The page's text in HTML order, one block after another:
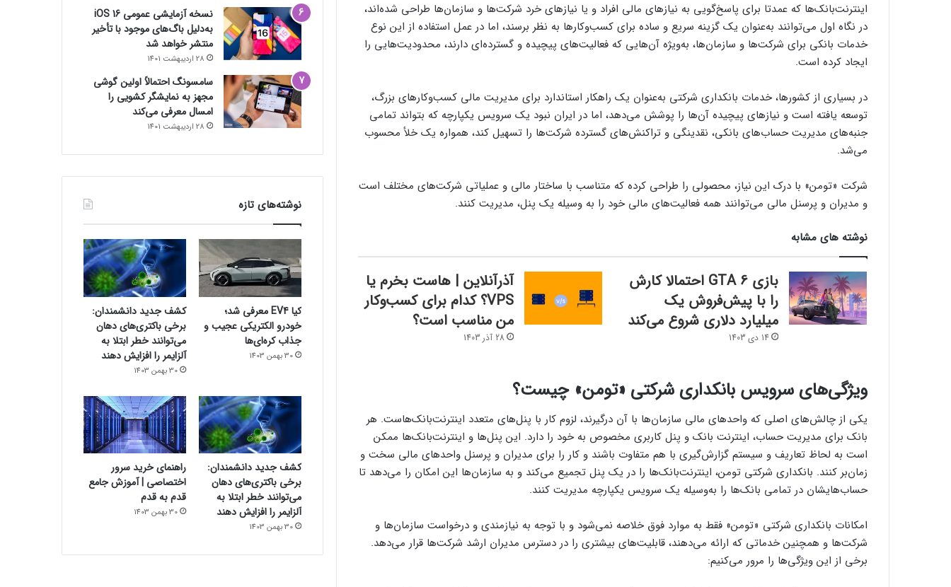
اینترنت‌بانک‌ها که عمدتا برای پاسخ‌گویی به نیازهای مالی افراد و یا نیازهای خرد شرکت‌ها و سازمان‌ها طراحی شده‌اند،
در نگاه اول می‌توانند به‌عنوان یک گزینه سریع و ساده برای کسب‌وکارها به نظر برسند، اما در عمل استفاده از این نوع
خدمات بانکی برای شرکت‌ها و سازمان‌ها، به‌ویژه آن‌هایی که فعالیت‌های پیچیده و گسترده‌ای دارند، محدودیت‌هایی را
ایجاد کرده است.
در بسیاری از کشورها، خدمات بانکداری شرکتی به‌عنوان یک راهکار استاندارد برای مدیریت مالی کسب‌وکارهای بزرگ،
توسعه یافته‌‌ است و نیازهای پیچیده آن‌ها را پوشش می‌دهد، اما در ایران نبود یک سرویس یکپارچه که بتواند تمامی
جنبه‌های مدیریت حساب‌های بانکی، نقدینگی و تراکنش‌های گسترده شرکت‌ها را تسهیل کند، همواره یک خلأ محسوب
می‌شد.
شرکت «تومن» با درک این نیاز، محصولی را طراحی کرده که متناسب با ساختار مالی و عملیاتی شرکت‌های مختلف است
و مدیران و پرسنل مالی می‌توانند همه فعالیت‌های مالی‌ خود را به وسیله یک پنل، مدیریت کنند.
نوشته های مشابه
بازی GTA 6 احتمالا کارش
را با پیش‌فروش یک
میلیارد دلاری شروع می‌کند
14 دی 1403
آذرآنلاین | هاست بخرم یا
VPS؟ کدام برای کسب‌وکار
من مناسب است؟
28 آذر 1403
ویژگی‌های سرویس بانکداری شرکتی «تومن» چیست؟
یکی از چالش‌های اصلی که واحدهای مالی سازمان‌ها با آن درگیرند، لزوم کار با پنل‌های متعدد اینترنت‌بانک‌هاست. هر
بانک برای مدیریت حساب، اینترنت بانک و پنل کاربری مخصوص به خود را دارد. این پنل‌ها و اینترنت‌بانک‌ها ممکن
است به لحاظ تعاریف و سیستم گزارش‌گیری با هم متفاوت باشند و کار را برای مدیران و پرسنل واحدهای مالی سخت و
زمان‌بر کنند. بانکداری شرکتی تومن، اینترنت‌بانک‌ها را در یک پنل تجمیع می‌کند و به سازمان‌ها این امکان را می‌دهد تا
حساب‌هایشان در تمامی بانک‌ها را به‌وسیله یک سرویس یکپارچه مدیریت کنند.
امکانات بانکداری شرکتی «تومن» فقط به موارد فوق خلاصه نمی‌شود و با توجه به نیازمندی و درخواست سازمان‌ها و
شرکت‌ها و همچنین خدماتی که ارائه می‌دهند، قابلیت‌های بیشتری را در دسترس مدیران ارشد شرکت‌ها قرار می‌دهد.
برخی از این ویژگی‌ها را مرور می‌کنیم:
نسخه آزمایشی عمومی iOS 16
به‌دلیل باگ‌های موجود با تأخیر
منتشر خواهد شد
28 اردیبهشت 1401
سامسونگ احتمالاً اولین گوشی
مجهز به نمایشگر کشویی را
امسال معرفی می‌کند
28 اردیبهشت 1401
نوشته‌های تازه
کیا EV4 معرفی شد؛
خودرو الکتریکی عجیب و
جذاب کره‌ای‌ها
30 بهمن 1403
کشف جدید دانشمندان:
برخی باکتری‌های دهان
می‌توانند خطر ابتلا به
آلزایمر را افزایش دهند
30 بهمن 1403
کشف جدید دانشمندان:
برخی باکتری‌های دهان
می‌توانند خطر ابتلا به
آلزایمر را افزایش دهند
30 بهمن 1403
راهنمای خرید سرور
اختصاصی | آموزش جامع
قدم به قدم
30 بهمن 1403